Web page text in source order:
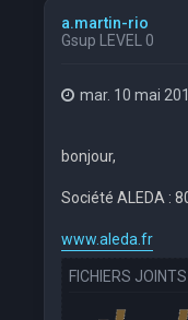
a.martin-rio
Gsup LEVEL 0
mar. 10 mai
bonjour,
Société ALEDA :
www.aleda.fr
FICHIERS JOINTS